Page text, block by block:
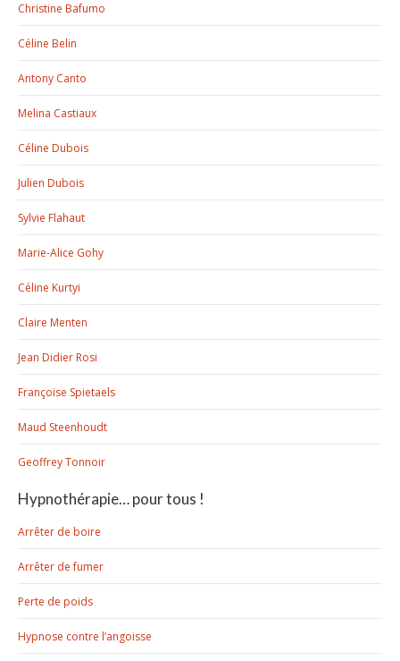
Christine Bafumo
Céline Belin
Antony Canto
Melina Castiaux
Céline Dubois
Julien Dubois
Sylvie Flahaut
Marie-Alice Gohy
Céline Kurtyi
Claire Menten
Jean Didier Rosi
Françoise Spietaels
Maud Steenhoudt
Geoffrey Tonnoir
Hypnothérapie… pour tous !
Arrêter de boire
Arrêter de fumer
Perte de poids
Hypnose contre l’angoisse